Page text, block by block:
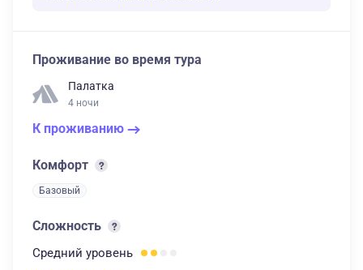
Проживание во время тура
Палатка
4 ночи
К проживанию
Комфорт
Базовый
Сложность
Средний уровень